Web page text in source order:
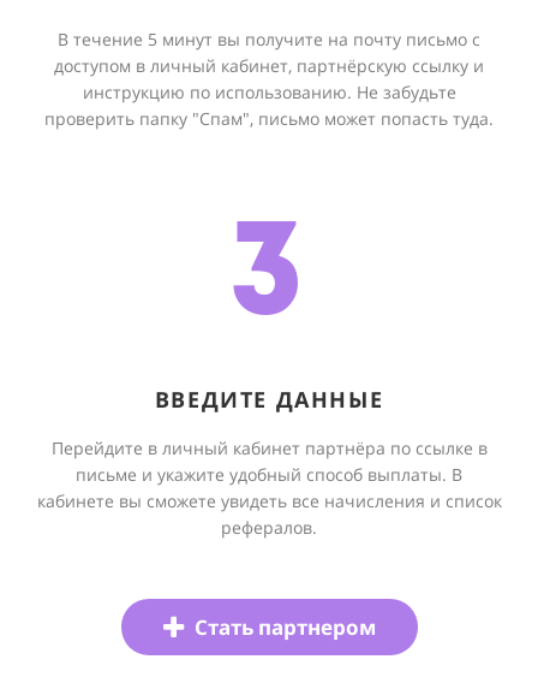
В течение 5 минут вы получите на почту письмо с
доступом в личный кабинет, партнёрскую ссылку и
инструкцию по использованию. Не забудьте
проверить папку "Спам", письмо может попасть туда.
3
ВВЕДИТЕ ДАННЫЕ
Перейдите в личный кабинет партнёра по ссылке в
письме и укажите удобный способ выплаты. В
кабинете вы сможете увидеть все начисления и список
рефералов.
Стать партнером